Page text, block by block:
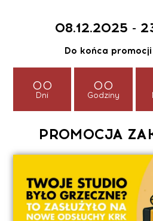
08.12.2025 -
Do końca
00
Dni
00
Godziny
PROMOCJA